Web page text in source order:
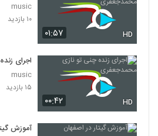
۰۱:۵۷ HD
music
۱۰ بازدید
۰۰:۴۲ HD
اجرای
music
۱۵ بازدید
آموزش